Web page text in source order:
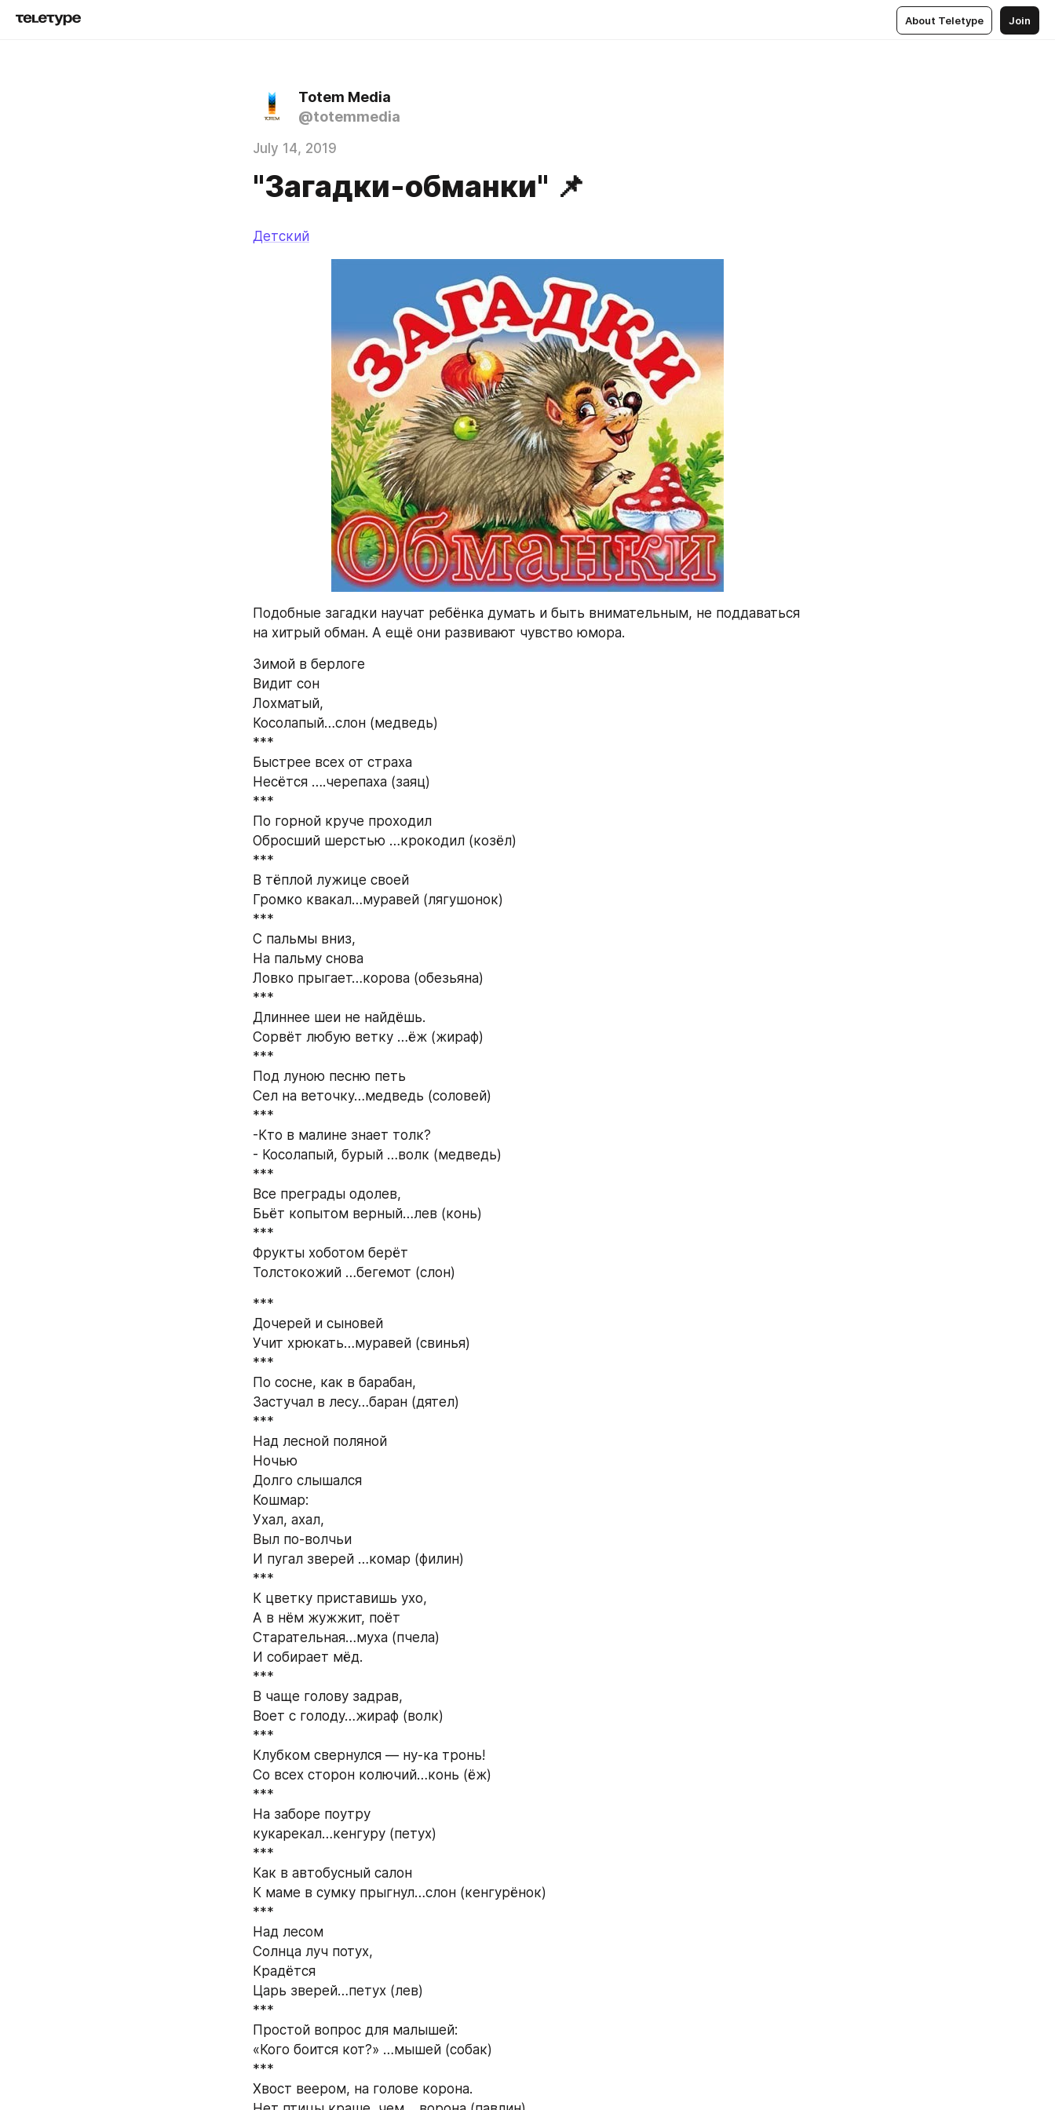
About Teletype Join
Totem Media
@totemmedia
July 14, 2019
"Загадки-обманки" 📌
Детский
Подобные загадки научат ребёнка думать и быть внимательным, не поддаваться
на хитрый обман. А ещё они развивают чувство юмора.
Зимой в берлоге
Видит сон
Лохматый,
Косолапый…слон (медведь)
***
Быстрее всех от страха
Несётся ….черепаха (заяц)
***
По горной круче проходил
Обросший шерстью …крокодил (козёл)
***
В тёплой лужице своей
Громко квакал…муравей (лягушонок)
***
С пальмы вниз,
На пальму снова
Ловко прыгает…корова (обезьяна)
***
Длиннее шеи не найдёшь.
Сорвёт любую ветку …ёж (жираф)
***
Под луною песню петь
Сел на веточку…медведь (соловей)
***
-Кто в малине знает толк?
- Косолапый, бурый …волк (медведь)
***
Все преграды одолев,
Бьёт копытом верный…лев (конь)
***
Фрукты хоботом берёт
Толстокожий …бегемот (слон)
***
Дочерей и сыновей
Учит хрюкать…муравей (свинья)
***
По сосне, как в барабан,
Застучал в лесу…баран (дятел)
***
Над лесной поляной
Ночью
Долго слышался
Кошмар:
Ухал, ахал,
Выл по-волчьи
И пугал зверей …комар (филин)
***
К цветку приставишь ухо,
А в нём жужжит, поёт
Старательная…муха (пчела)
И собирает мёд.
***
В чаще голову задрав,
Воет с голоду…жираф (волк)
***
Клубком свернулся — ну-ка тронь!
Со всех сторон колючий…конь (ёж)
***
На заборе поутру
кукарекал…кенгуру (петух)
***
Как в автобусный салон
К маме в сумку прыгнул…слон (кенгурёнок)
***
Над лесом
Солнца луч потух,
Крадётся
Царь зверей…петух (лев)
***
Простой вопрос для малышей:
«Кого боится кот?» …мышей (собак)
***
Хвост веером, на голове корона.